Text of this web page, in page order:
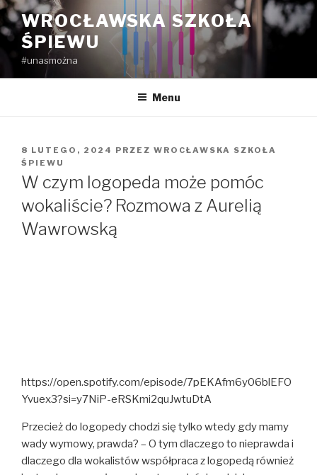
Przejdź
do
treści
WROCŁAWSKA SZKOŁA
ŚPIEWU
#unasmożna
Menu
OPUBLIKOWANE
W
8 LUTEGO, 2024 PRZEZ WROCŁAWSKA SZKOŁA
ŚPIEWU
W czym logopeda może pomóc
wokaliście? Rozmowa z Aurelią
Wawrowską
https://open.spotify.com/episode/7pEKAfm6y06blEFO
Yvuex3?si=y7NiP-eRSKmi2quJwtuDtA
Przecież do logopedy chodzi się tylko wtedy gdy mamy
wady wymowy, prawda? – O tym dlaczego to nieprawda i
dlaczego dla wokalistów współpraca z logopedą również